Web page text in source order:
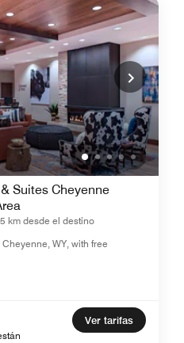
Suites Cheyenne
km desde el destino
WY, with free
Ver tarifas